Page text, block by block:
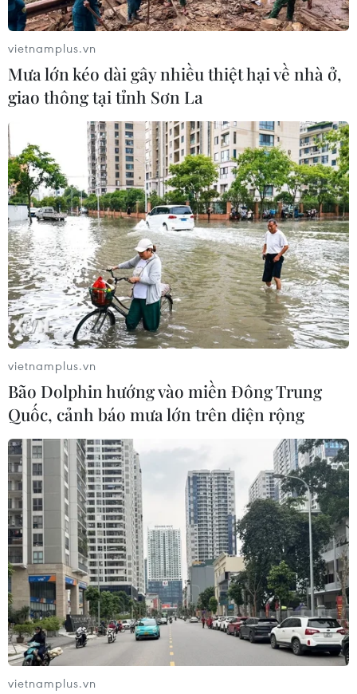
TIN CÙNG CHUYÊN MỤC
Buổi hòa nhạc kéo dài 639 năm vừa
mới hoàn thành 4% hành trình
06/08/2026 11:54
vietnamplus.vn
Mưa lớn kéo dài gây nhiều thiệt hại về nhà ở,
giao thông tại tỉnh Sơn La
vietnamplus.vn
Bão Dolphin hướng vào miền Đông Trung
Quốc, cảnh báo mưa lớn trên diện rộng
vietnamplus.vn